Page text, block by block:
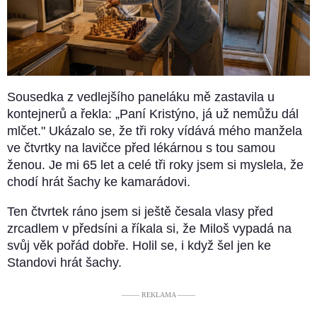
Sousedka z vedlejšího paneláku mě zastavila u
kontejnerů a řekla: „Paní Kristýno, já už nemůžu dál
mlčet." Ukázalo se, že tři roky vídává mého manžela
ve čtvrtky na lavičce před lékárnou s tou samou
ženou. Je mi 65 let a celé tři roky jsem si myslela, že
chodí hrát šachy ke kamarádovi.
Ten čtvrtek ráno jsem si ještě česala vlasy před
zrcadlem v předsíni a říkala si, že Miloš vypadá na
svůj věk pořád dobře. Holil se, i když šel jen ke
Standovi hrát šachy.
––––– REKLAMA –––––